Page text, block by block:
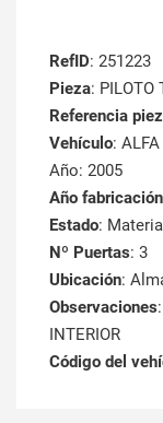
RefID: 251223
Pieza: PILOTO
Referencia
Vehículo:
Año: 2005
Año fabricación
Estado:
Nº Puertas: 3
Ubicación:
Observaciones
INTERIOR
Código del